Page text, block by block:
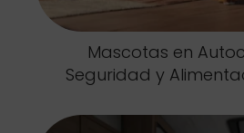
Mascotas en
Seguridad y